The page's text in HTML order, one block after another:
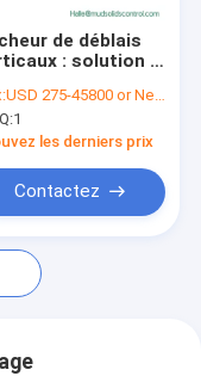
de déblais
: solution à
du
et la
des
USD 275-45800 or Negotiable
1
les derniers prix
Contactez